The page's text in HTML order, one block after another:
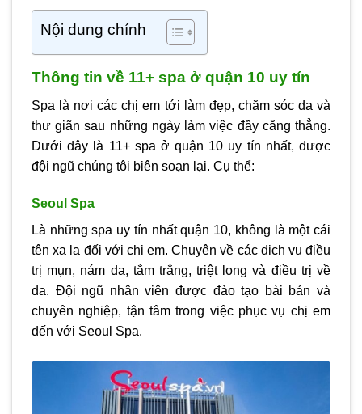
Nội dung chính
Thông tin về 11+ spa ở quận 10 uy tín
Spa là nơi các chị em tới làm đẹp, chăm sóc da và
thư giãn sau những ngày làm việc đầy căng thẳng.
Dưới đây là 11+ spa ở quận 10 uy tín nhất, được
đội ngũ chúng tôi biên soạn lại. Cụ thể:
Seoul Spa
Là những spa uy tín nhất quận 10, không là một cái
tên xa lạ đối với chị em. Chuyên về các dịch vụ điều
trị mụn, nám da, tắm trắng, triệt long và điều trị về
da. Đội ngũ nhân viên được đào tạo bài bản và
chuyên nghiệp, tận tâm trong việc phục vụ chị em
đến với Seoul Spa.